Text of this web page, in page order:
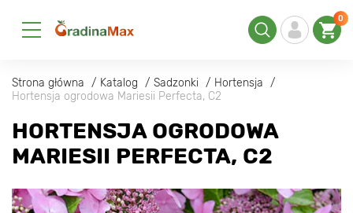
0
Strona główna Katalog Sadzonki
Hortensja
Hortensja ogrodowa Mariesii Perfecta, C2
HORTENSJA OGRODOWA
MARIESII PERFECTA, C2